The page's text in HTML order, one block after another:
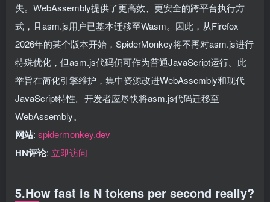
失。WebAssembly提供了更高效、更安全的跨平台执行方
式，且asm.js用户已基本迁移至Wasm。因此，从Firefox
2026年的某个版本开始，SpiderMonkey将不再对asm.js进行
特殊优化，但asm.js代码仍可作为普通JavaScript运行。此
举旨在简化引擎维护，集中资源改进WebAssembly和现代
JavaScript特性。开发者应尽快将asm.js代码迁移至
WebAssembly。
网站: spidermonkey.dev
HN评论: 立即访问
5.How fast is N tokens per second really?